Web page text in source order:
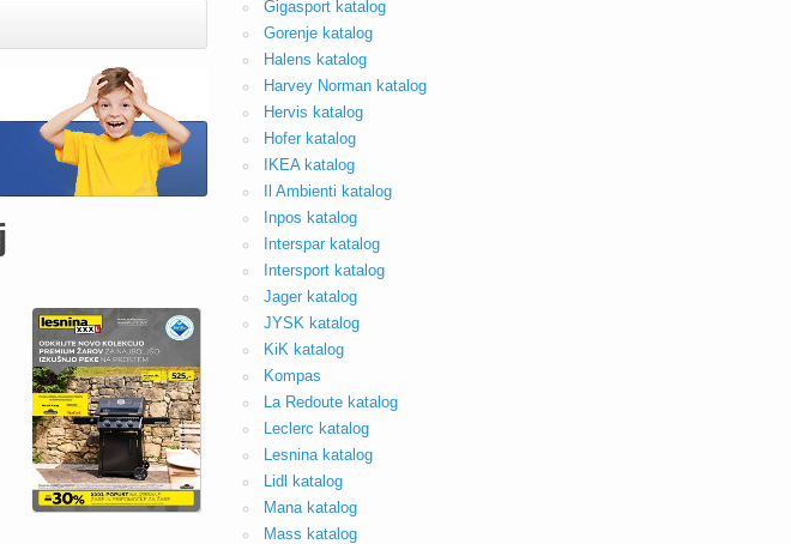
Gigasport katalog
Gorenje katalog
Halens katalog
Harvey Norman katalog
Hervis katalog
Hofer katalog
IKEA katalog
Il Ambienti katalog
Inpos katalog
Interspar katalog
Intersport katalog
Jager katalog
JYSK katalog
KiK katalog
Kompas
La Redoute katalog
Leclerc katalog
Lesnina katalog
Lidl katalog
Mana katalog
Mass katalog